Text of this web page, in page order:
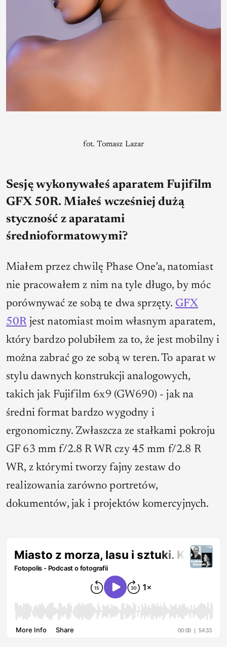
fot. Tomasz Lazar
Sesję wykonywałeś aparatem Fujifilm
GFX 50R. Miałeś wcześniej dużą
styczność z aparatami
średnioformatowymi?
Miałem przez chwilę Phase One’a, natomiast
nie pracowałem z nim na tyle długo, by móc
porównywać ze sobą te dwa sprzęty. GFX
50Rjest natomiast moim własnym aparatem,
który bardzo polubiłem za to, że jest mobilny i
można zabrać go ze sobą w teren. To aparat w
stylu dawnych konstrukcji analogowych,
takich jak Fujifilm 6x9 (GW690) - jak na
średni format bardzo wygodny i
ergonomiczny. Zwłaszcza ze stałkami pokroju
GF 63 mm f/2.8 R WR czy 45 mm f/2.8 R
WR, z którymi tworzy fajny zestaw do
realizowania zarówno portretów,
dokumentów, jak i projektów komercyjnych.